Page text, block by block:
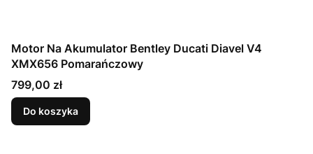
Motor Na Akumulator Bentley Ducati Diavel V4
XMX656 Pomarańczowy
Cena
799,00 zł
Do koszyka